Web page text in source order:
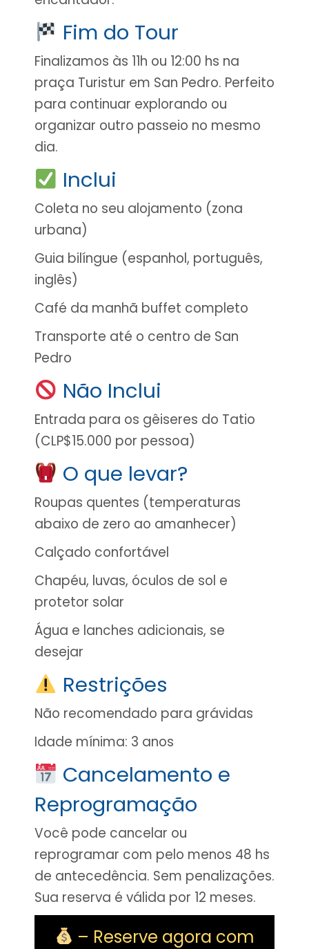
Fim do Tour
Finalizamos às 11h ou 12:00 hs na
praça Turistur em San Pedro. Perfeito
para continuar explorando ou
organizar outro passeio no mesmo
dia.
Inclui
Coleta no seu alojamento (zona
urbana)
Guia bilíngue (espanhol, português,
inglês)
Café da manhã buffet completo
Transporte até o centro de San
Pedro
Não Inclui
Entrada para os gêiseres do Tatio
(CLP$15.000 por pessoa)
O que levar?
Roupas quentes (temperaturas
abaixo de zero ao amanhecer)
Calçado confortável
Chapéu, luvas, óculos de sol e
protetor solar
Água e lanches adicionais, se
desejar
Restrições
Não recomendado para grávidas
Idade mínima: 3 anos
Cancelamento e
Reprogramação
Você pode cancelar ou
reprogramar com pelo menos 48 hs
de antecedência. Sem penalizações.
Sua reserva é válida por 12 meses.
– Reserve agora com